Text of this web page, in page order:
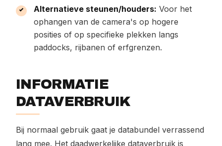
Alternatieve steunen/houders: Voor het
ophangen van de camera's op hogere
posities of op specifieke plekken langs
paddocks, rijbanen of erfgrenzen.
INFORMATIE
DATAVERBRUIK
Bij normaal gebruik gaat je databundel verrassend
lang mee. Het daadwerkelijke dataverbruik is